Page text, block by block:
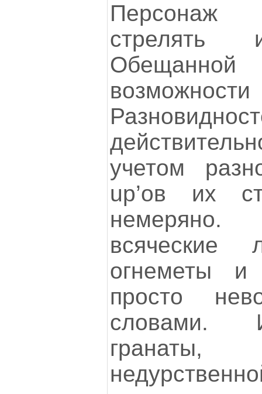
Персонаж
стрелять
учетом
up’ов их
немеряно.
всяческие
огнеметы
просто
словами.